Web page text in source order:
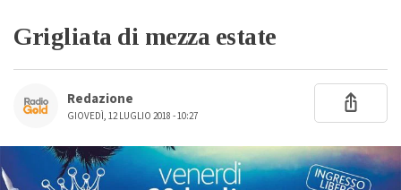
Grigliata di mezza estate
Redazione
GIOVEDÌ, 12 LUGLIO 2018 - 10:27